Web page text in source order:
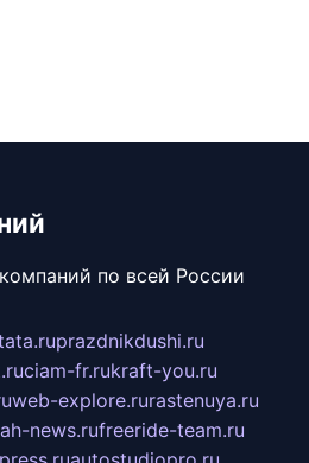
по всей России
prazdnikdushi.ru
ciam-fr.rukraft-you.ru
web-explore.rurastenuya.ru
news.rufreeride-team.ru